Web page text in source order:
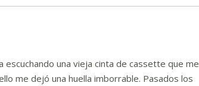
una vieja cinta de cassette que me
me dejó una huella imborrable. Pasados los